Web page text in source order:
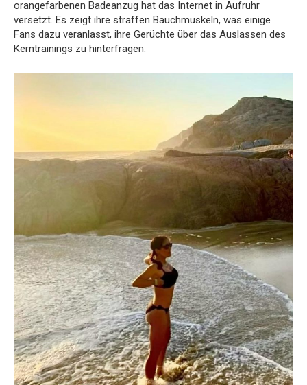
orangefarbenen Badeanzug hat das Internet in Aufruhr
versetzt. Es zeigt ihre straffen Bauchmuskeln, was einige
Fans dazu veranlasst, ihre Gerüchte über das Auslassen des
Kerntrainings zu hinterfragen.